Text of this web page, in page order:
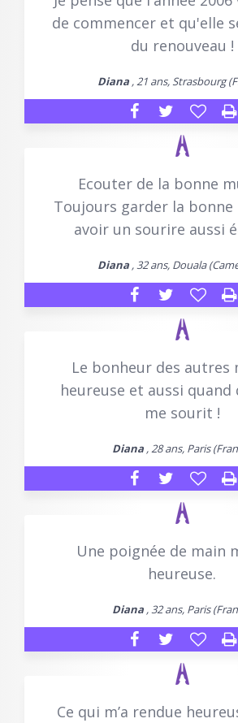
de commencer et qu'elle
du renouveau !
Diana, 21 ans, Strasbourg
Ecouter de la bonne
Toujours garder la
avoir un sourire aussi
Diana , 32 ans, Douala
Le bonheur des autres
heureuse et aussi quand
me sourit !
Diana , 28 ans, Paris
Une poignée de main
heureuse.
Diana , 32 ans, Paris
Ce qui m’a rendue